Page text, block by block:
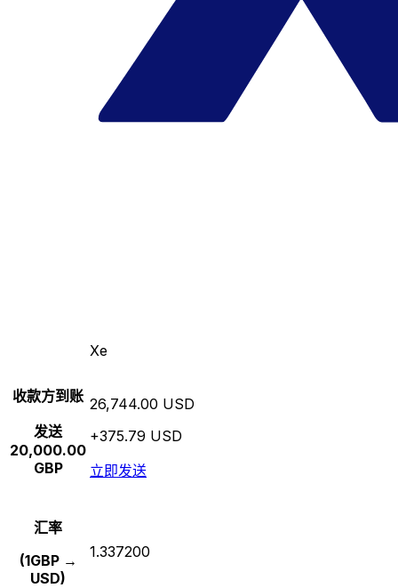
Xe
收款方到账
发送
20,000.00
GBP
26,744.00 USD
+375.79 USD
立即发送
汇率
(1GBP →
USD)
1.337200